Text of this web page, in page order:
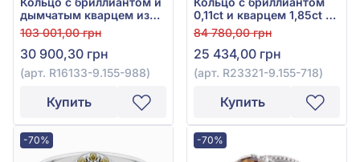
дымчатым кварцем из
белого золота 585°, арт.
R16133-9.155-988
103 001,00 грн
30 900,30 грн
(арт. R16133-9.155-988)
Купить
0,11ct и кварцем 1,85ct из
белого золота 585°, арт.
R23321-9.155-718
84 780,00 грн
25 434,00 грн
(арт. R23321-9.155-718)
Купить
-70% -70%